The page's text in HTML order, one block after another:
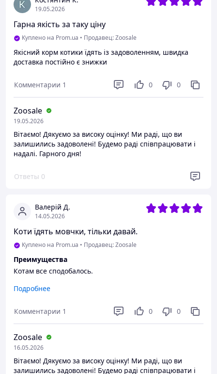
19.05.2026
Гарна якість за таку ціну
Куплено на Prom.ua • Продавец: Zoosale
Якісний корм котики їдять із задоволенням, швидка
доставка постійно є знижки
Комментарии 1 0 0
Zoosale
19.05.2026
Вітаємо! Дякуємо за високу оцінку! Ми раді, що ви
залишились задоволені! Будемо раді співпрацювати і
надалі. Гарного дня!
Ответы 0
Валерій Д.
14.05.2026
Коти їдять мовчки, тільки давай.
Куплено на Prom.ua • Продавец: Zoosale
Преимущества
Котам все сподобалось.
Недостатки
Подробнее
Комментарии 1 0 0
Zoosale
16.05.2026
Вітаємо! Дякуємо за високу оцінку! Ми раді, що ви
залишились задоволені! Будемо раді співпрацювати і